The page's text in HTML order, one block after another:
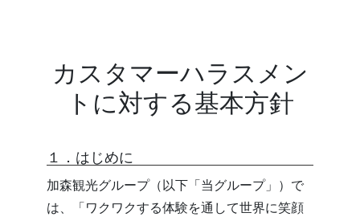
カスタマーハラスメン
トに対する基本方針
１．はじめに
加森観光グループ（以下「当グループ」）で
は、「ワクワクする体験を通して世界に笑顔